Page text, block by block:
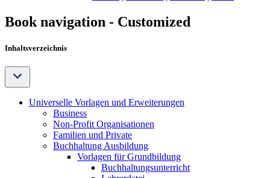
Book navigation - Customized
Inhaltsverzeichnis
Universelle Vorlagen und Erweiterungen
Business
Non-Profit Organisationen
Familien und Private
Buchhaltung Ausbildung
Vorlagen für Grundbildung
Buchhaltungsunterricht